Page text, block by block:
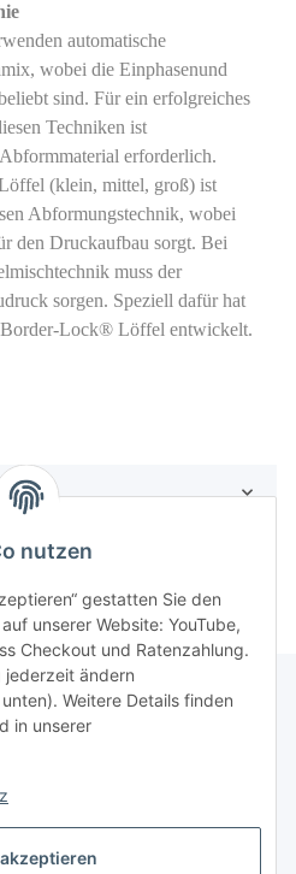
automatische
wobei die Einphasenund
sind. Für ein erfolgreiches
Techniken ist
erforderlich.
(klein, mittel, groß) ist
Abformungstechnik, wobei
den Druckaufbau sorgt. Bei
muss der
sorgen. Speziell dafür hat
Border-Lock® Löffel entwickelt.
nutzen
gestatten Sie den
unserer Website: YouTube,
Checkout und Ratenzahlung.
jederzeit ändern
Weitere Details finden
in unserer